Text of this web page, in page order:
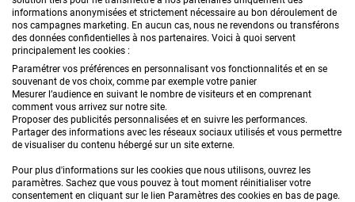
PRODUITS
CONSEILS
FAQ
DEMANDE DE DEVIS
informations anonymisées et strictement nécessaire au bon déroulement de
nos campagnes marketing. En aucun cas, nous ne revendons ou transférons
des données confidentielles à nos partenaires. Voici à quoi servent
principalement les cookies :
Paramétrer vos préférences en personnalisant vos fonctionnalités et en se
souvenant de vos choix, comme par exemple votre panier
Mesurer l’audience en suivant le nombre de visiteurs et en comprenant
comment vous arrivez sur notre site.
Proposer des publicités personnalisées et en suivre les performances.
Partager des informations avec les réseaux sociaux utilisés et vous permettre
de visualiser du contenu hébergé sur un site externe.
Pour plus d'informations sur les cookies que nous utilisons, ouvrez les
paramètres. Sachez que vous pouvez à tout moment réinitialiser votre
consentement en cliquant sur le lien Paramètres des cookies en bas de page.